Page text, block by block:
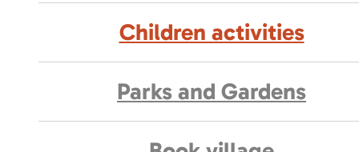
Children activities
Parks and Gardens